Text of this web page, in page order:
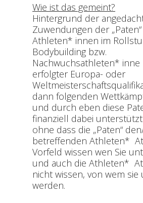
Wie ist das gemeint?
Hintergrund der
Zuwendungen der
Athleten* innen im
Bodybuilding bzw.
Nachwuchsathleten*
erfolgter Europa- oder
dann folgenden
und durch eben diese
finanziell dabei
ohne dass die „Paten“
betreffenden Athleten*
Vorfeld wissen wen Sie
und auch die Athleten*
nicht wissen, von wem
werden.